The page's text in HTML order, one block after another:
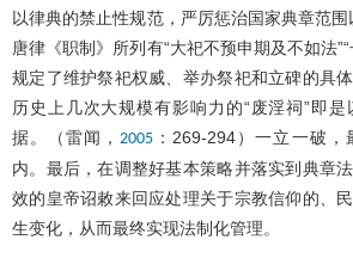
以律典的禁止性规范，严厉惩治国家典章范围
唐律《职制》所列有“大祀不预申期及不如法
规定了维护祭祀权威、举办祭祀和立碑的具
历史上几次大规模有影响力的“废淫祠”即
据。（雷闻， 2005 ：269-294）一立一破
内。最后，在调整好基本策略并落实到典章
效的皇帝诏敕来回应处理关于宗教信仰的、
生变化，从而最终实现法制化管理。